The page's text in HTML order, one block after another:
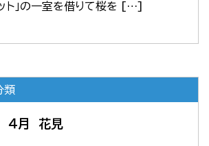
ト」の一室を借りて桜を […]
類
４月 花見